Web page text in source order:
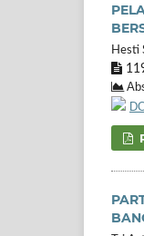
Hesti